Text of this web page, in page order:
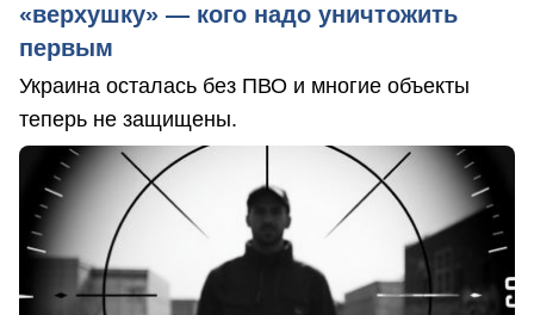
«верхушку» — кого надо уничтожить
первым
Украина осталась без ПВО и многие объекты
теперь не защищены.